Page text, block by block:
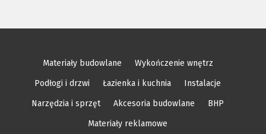
Materiały budowlane
Wykończenie wnętrz
Podłogi i drzwi
Łazienka i kuchnia
Instalacje
Narzędzia i sprzęt
Akcesoria budowlane
BHP
Materiały reklamowe